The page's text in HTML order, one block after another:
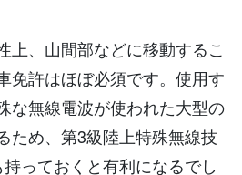
上、山間部などに移動するこ
免許はほぼ必須です。使用す
な無線電波が使われた大型の
ため、第3級陸上特殊無線技
っておくと有利になるでし